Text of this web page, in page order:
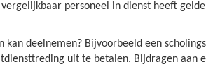
personeel in dienst heeft
deelnemen? Bijvoorbeeld een
uit te betalen. Bijdragen aan